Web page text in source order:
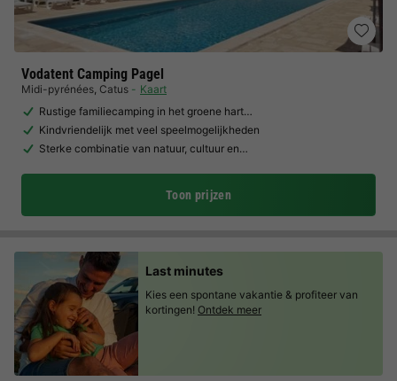
Vodatent Camping Pagel
Midi-pyrénées, Catus
Kaart
Rustige familiecamping in het groene hart…
Kindvriendelijk met veel speelmogelijkheden
Sterke combinatie van natuur, cultuur en…
Toon prijzen
Last minutes
Kies een spontane vakantie & profiteer van
kortingen! Ontdek meer